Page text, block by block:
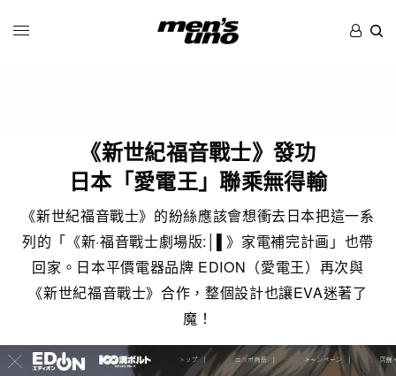
《新世紀福音戰士》發功
日本「愛電王」聯乘無得輸
《新世紀福音戰士》的紛絲應該會想衝去日本把這一系
列的「《新·福音戰士劇場版:│▌》家電補完計画」也帶
回家。日本平價電器品牌 EDION（愛電王）再次與
《新世紀福音戰士》合作，整個設計也讓EVA迷著了
魔！